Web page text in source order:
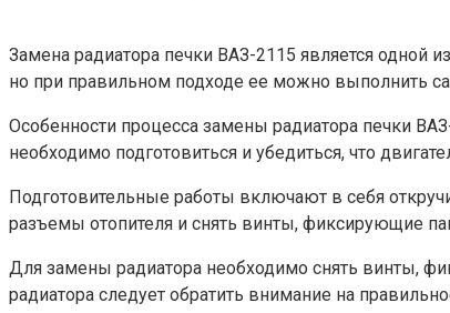
Замена радиатора печки ВАЗ-2115 является одной
но при правильном подходе ее можно выполнить
Особенности процесса замены радиатора печки
необходимо подготовиться и убедиться, что
Подготовительные работы включают в себя
разъемы отопителя и снять винты, фиксирующие
Для замены радиатора необходимо снять винты,
радиатора следует обратить внимание на